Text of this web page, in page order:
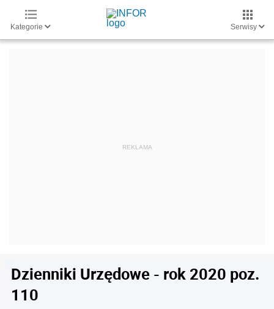
Kategorie Serwisy
Dzienniki Urzędowe - rok 2020 poz.
110